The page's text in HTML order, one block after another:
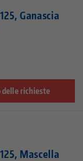
Ganascia
delle richieste
Mascella